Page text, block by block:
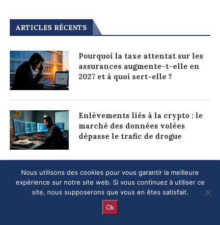
ARTICLES RÉCENTS
Pourquoi la taxe attentat sur les
assurances augmente-t-elle en
2027 et à quoi sert-elle ?
Enlèvements liés à la crypto : le
marché des données volées
dépasse le trafic de drogue
Arrêt maladie en CDD : quelles
indemnités et quels effets sur le
contrat ?
Nous utilisons des cookies pour vous garantir la meilleure
expérience sur notre site web. Si vous continuez à utiliser ce
site, nous supposerons que vous en êtes satisfait.
Ok